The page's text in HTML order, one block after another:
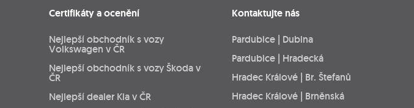
Certifikáty a ocenění
Nejlepší obchodník s vozy
Volkswagen v ČR
Nejlepší obchodník s vozy Škoda v
ČR
Nejlepší dealer Kia v ČR
Kontaktujte nás
Pardubice | Dubina
Pardubice | Hradecká
Hradec Králové | Br. Štefanů
Hradec Králové | Brněnská